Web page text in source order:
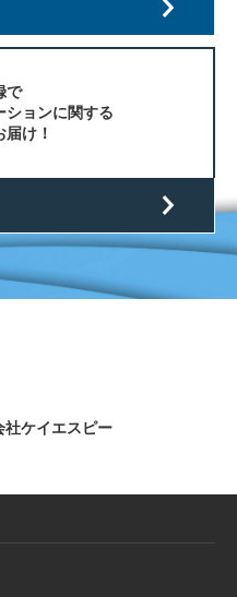
で
ションに関する
け！
社ケイエスピー